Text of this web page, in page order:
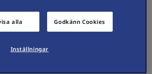
alla Godkänn Cookies
Inställningar